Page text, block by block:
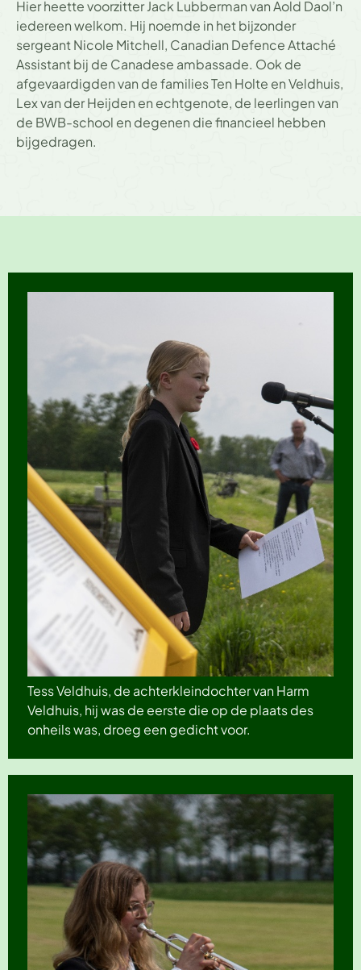
Hier heette voorzitter Jack Lubberman van Aold Daol’n
iedereen welkom. Hij noemde in het bijzonder
sergeant Nicole Mitchell, Canadian Defence Attaché
Assistant bij de Canadese ambassade. Ook de
afgevaardigden van de families Ten Holte en Veldhuis,
Lex van der Heijden en echtgenote, de leerlingen van
de BWB-school en degenen die financieel hebben
bijgedragen.
Tess Veldhuis, de achterkleindochter van Harm
Veldhuis, hij was de eerste die op de plaats des
onheils was, droeg een gedicht voor.